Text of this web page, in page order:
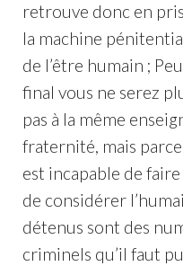
retrouve donc en
la machine
de l’être humain ;
final vous ne serez
pas à la même
fraternité, mais parce
est incapable de
de considérer
détenus sont des
criminels qu’il faut